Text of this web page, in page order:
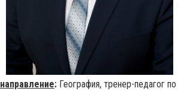
направление: География, тренер-педагог